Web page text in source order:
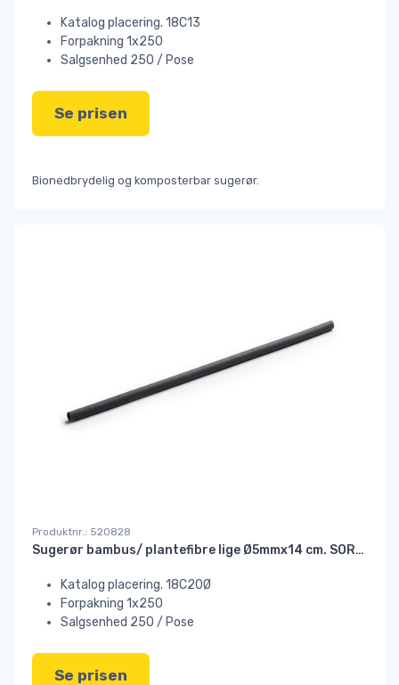
Katalog placering. 18C13
Forpakning 1x250
Salgsenhed 250 / Pose
Se prisen
Bionedbrydelig og komposterbar sugerør.
Produktnr.: 520828
Sugerør bambus/ plantefibre lige Ø5mmx14 cm. SORT POSE
Katalog placering. 18C20Ø
Forpakning 1x250
Salgsenhed 250 / Pose
Se prisen